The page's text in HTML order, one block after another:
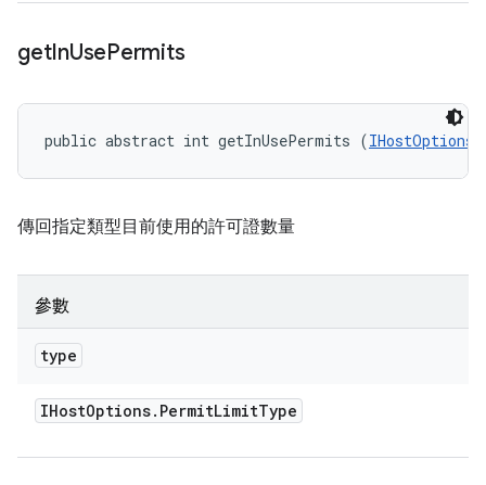
getInUsePermits
public abstract int getInUsePermits (
傳回指定類型目前使用的許可證數量
參數
type
IHostOptions. PermitLimitType